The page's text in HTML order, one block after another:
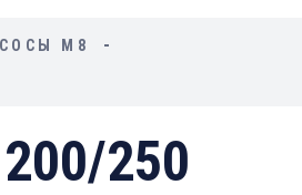
М8
250